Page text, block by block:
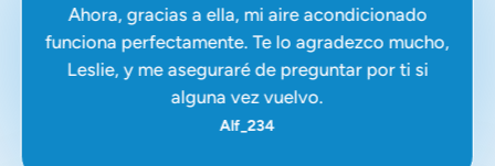
Ahora, gracias a ella, mi aire acondicionado
funciona perfectamente. Te lo agradezco mucho,
Leslie, y me aseguraré de preguntar por ti si
alguna vez vuelvo.
Alf_234